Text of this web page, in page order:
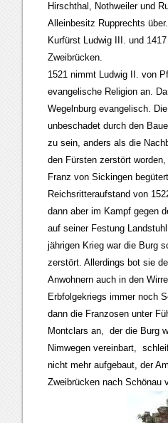
Hirschthal, Nothweiler und
Alleinbesitz Rupprechts
Kurfürst Ludwig III. und
Zweibrücken.
1521 nimmt Ludwig II. von
evangelische Religion an.
Wegelnburg evangelisch.
unbeschadet durch den
zu sein, anders als die
den Fürsten zerstört
Franz von Sickingen
Reichsritteraufstand von
dann aber im Kampf gegen
auf seiner Festung
jährigen Krieg war die Burg
zerstört. Allerdings bot sie
Anwohnern auch in den
Erbfolgekriegs immer noch
dann die Franzosen unter
Montclars an, der die Burg
Nimwegen vereinbart,
nicht mehr aufgebaut, der
Zweibrücken nach Schönau